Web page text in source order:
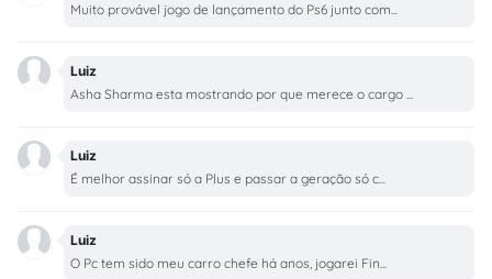
Muito provável jogo de lançamento do Ps6 junto com...
Luiz
Asha Sharma esta mostrando por que merece o cargo ...
Luiz
É melhor assinar só a Plus e passar a geração só c...
Luiz
O Pc tem sido meu carro chefe há anos, jogarei Fin...